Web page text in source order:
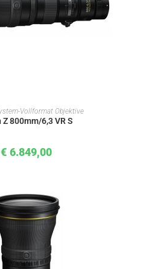
WARENKORB
Vollformat Objektive
Z 800mm/6,3 VR S
€ 6.849,00